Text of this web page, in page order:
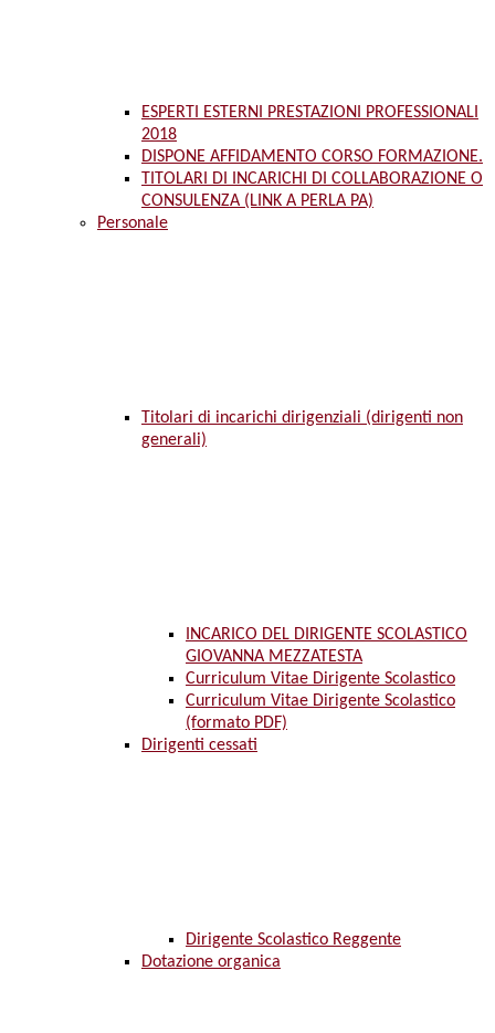
ESPERTI ESTERNI PRESTAZIONI PROFESSIONALI
2018
DISPONE AFFIDAMENTO CORSO FORMAZIONE.
TITOLARI DI INCARICHI DI COLLABORAZIONE O
CONSULENZA (LINK A PERLA PA)
Personale
Titolari di incarichi dirigenziali (dirigenti non
generali)
INCARICO DEL DIRIGENTE SCOLASTICO
GIOVANNA MEZZATESTA
Curriculum Vitae Dirigente Scolastico
Curriculum Vitae Dirigente Scolastico
(formato PDF)
Dirigenti cessati
Dirigente Scolastico Reggente
Dotazione organica